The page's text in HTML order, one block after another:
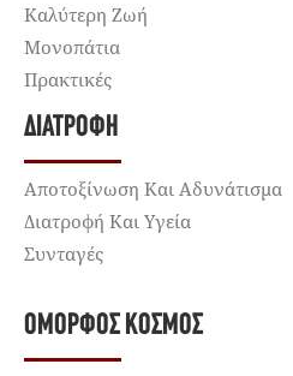
Καλύτερη Ζωή
Μονοπάτια
Πρακτικές
ΔΙΑΤΡΟΦΉ
Αποτοξίνωση Και Αδυνάτισμα
Διατροφή Και Υγεία
Συνταγές
ΌΜΟΡΦΟΣ ΚΌΣΜΟΣ